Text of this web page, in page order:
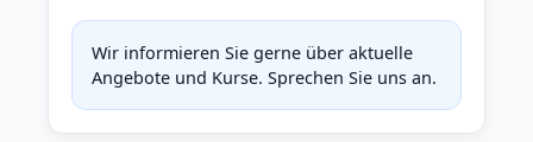
Wir informieren Sie gerne über aktuelle
Angebote und Kurse. Sprechen Sie uns an.